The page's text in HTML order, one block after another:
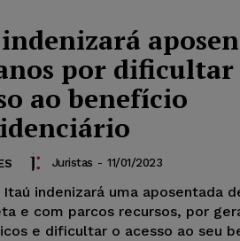
por dificultar
ao benefício
Juristas - 11/01/2023
Itaú indenizará uma aposentada
e com parcos recursos, por
e dificultar o acesso ao seu